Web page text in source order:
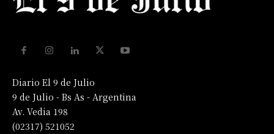
Diario El 9 de Julio
9 de Julio - Bs As - Argentina
Av. Vedia 198
(02317) 521052